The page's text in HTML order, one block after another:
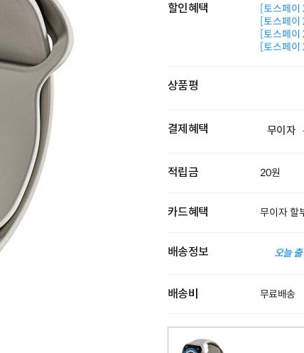
할인혜택
[토스페
[토스페
[토스페이
[토스페이
상품평
결제혜택 무이자
적립금 20원
카드혜택 무이자 할
배송정보 오늘
배송비 무료배송